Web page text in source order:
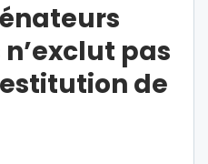
pas
de